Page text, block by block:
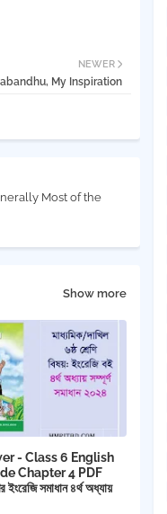
NEWER
My Inspiration
Most of the
Show more
- Class 6 English
Chapter 4 PDF
সমাধান ৪র্থ অধ্যায়